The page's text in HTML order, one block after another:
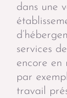
dans une
services
encore en
par
travail